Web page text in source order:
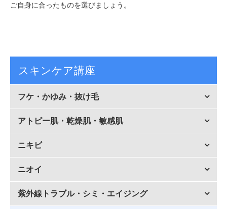
ご自身に合ったものを選びましょう。
スキンケア講座
フケ・かゆみ・抜け毛
アトピー肌・乾燥肌・敏感肌
ニキビ
ニオイ
紫外線トラブル・シミ・エイジング